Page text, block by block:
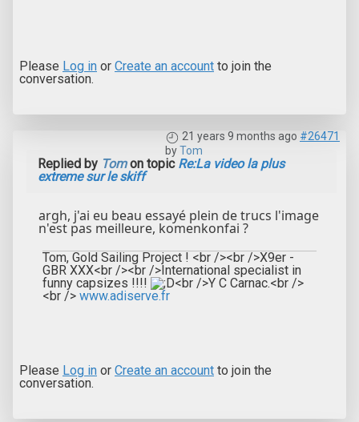
Please Log in or Create an account to join the
conversation.
21 years 9 months ago #26471
byTom
Replied by Tomon topic Re:La video la plus
extreme sur le skiff
argh, j'ai eu beau essayé plein de trucs l'image
n'est pas meilleure, komenkonfai ?
Tom, Gold Sailing Project ! <br /><br />X9er -
GBR XXX<br /><br />International specialist in
funny capsizes !!!!
<br />Y C Carnac.<br />
<br /> www.adiserve.fr
Please Log in or Create an account to join the
conversation.